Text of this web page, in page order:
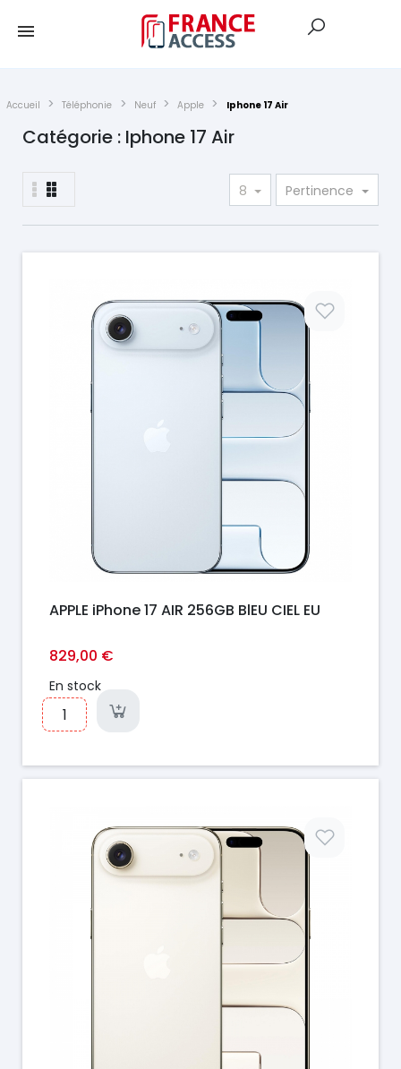
Accueil Téléphonie Neuf Apple Iphone 17 Air
Catégorie : Iphone 17 Air
8 Pertinence
APPLE iPhone 17 AIR 256GB BlEU CIEL EU
829,00 €
En stock